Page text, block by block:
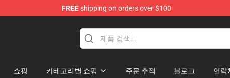
FREEshipping on orders over $100
Battlefront Merchandise Store
쇼핑 카테고리별 쇼핑 주문 추적 블로그 연락